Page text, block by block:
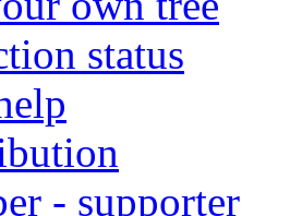
status
- supporter